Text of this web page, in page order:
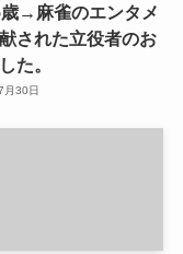
→麻雀のエンタメ
された立役者のお
た。
月30日